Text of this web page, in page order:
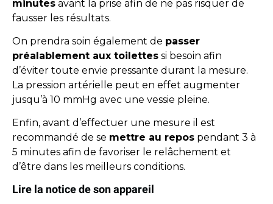
minutes avant la prise afin de ne pas risquer de
fausser les résultats.
On prendra soin également de passer
préalablement aux toilettes si besoin afin
d’éviter toute envie pressante durant la mesure.
La pression artérielle peut en effet augmenter
jusqu’à 10 mmHg avec une vessie pleine.
Enfin, avant d’effectuer une mesure il est
recommandé de se mettre au repos pendant 3 à
5 minutes afin de favoriser le relâchement et
d’être dans les meilleurs conditions.
Lire la notice de son appareil